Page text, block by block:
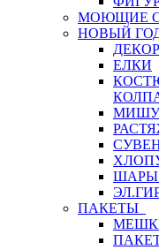
МОЮЩИЕ
НОВЫЙ
ДЕКОР
ЕЛКИ
ШАРЫ
ПАКЕТЫ